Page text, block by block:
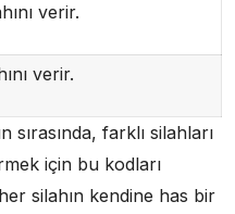
verir.
verir.
sırasında, farklı silahları
için bu kodları
silahın kendine has bir